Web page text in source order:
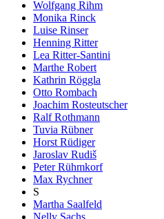
Wolfgang Rihm
Monika Rinck
Luise Rinser
Henning Ritter
Lea Ritter-Santini
Marthe Robert
Kathrin Röggla
Otto Rombach
Joachim Rosteutscher
Ralf Rothmann
Tuvia Rübner
Horst Rüdiger
Jaroslav Rudiš
Peter Rühmkorf
Max Rychner
S
Martha Saalfeld
Nelly Sachs